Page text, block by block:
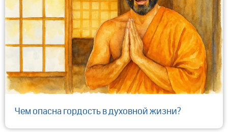
Чем опасна гордость в духовной жизни?